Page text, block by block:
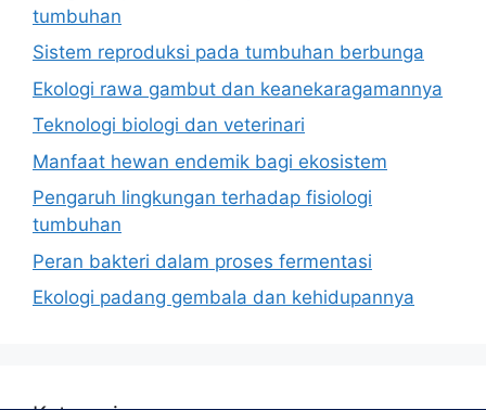
tumbuhan
Sistem reproduksi pada tumbuhan berbunga
Ekologi rawa gambut dan keanekaragamannya
Teknologi biologi dan veterinari
Manfaat hewan endemik bagi ekosistem
Pengaruh lingkungan terhadap fisiologi
tumbuhan
Peran bakteri dalam proses fermentasi
Ekologi padang gembala dan kehidupannya